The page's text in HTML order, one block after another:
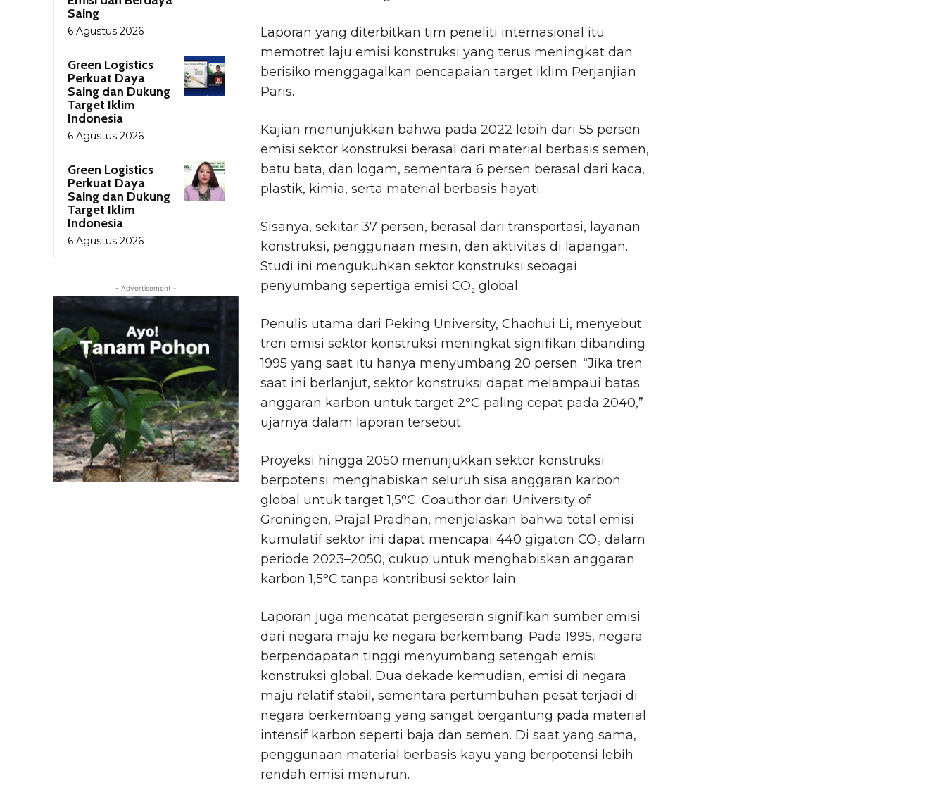
Saing
6 Agustus 2026
Green Logistics
Perkuat Daya
Saing dan Dukung
Target Iklim
Indonesia
6 Agustus 2026
Green Logistics
Perkuat Daya
Saing dan Dukung
Target Iklim
Indonesia
6 Agustus 2026
- Advertisement -
Laporan yang diterbitkan tim peneliti internasional itu
memotret laju emisi konstruksi yang terus meningkat dan
berisiko menggagalkan pencapaian target iklim Perjanjian
Paris.
Kajian menunjukkan bahwa pada 2022 lebih dari 55 persen
emisi sektor konstruksi berasal dari material berbasis semen,
batu bata, dan logam, sementara 6 persen berasal dari kaca,
plastik, kimia, serta material berbasis hayati.
Sisanya, sekitar 37 persen, berasal dari transportasi, layanan
konstruksi, penggunaan mesin, dan aktivitas di lapangan.
Studi ini mengukuhkan sektor konstruksi sebagai
penyumbang sepertiga emisi CO₂ global.
Penulis utama dari Peking University, Chaohui Li, menyebut
tren emisi sektor konstruksi meningkat signifikan dibanding
1995 yang saat itu hanya menyumbang 20 persen. “Jika tren
saat ini berlanjut, sektor konstruksi dapat melampaui batas
anggaran karbon untuk target 2°C paling cepat pada 2040,”
ujarnya dalam laporan tersebut.
Proyeksi hingga 2050 menunjukkan sektor konstruksi
berpotensi menghabiskan seluruh sisa anggaran karbon
global untuk target 1,5°C. Coauthor dari University of
Groningen, Prajal Pradhan, menjelaskan bahwa total emisi
kumulatif sektor ini dapat mencapai 440 gigaton CO₂ dalam
periode 2023–2050, cukup untuk menghabiskan anggaran
karbon 1,5°C tanpa kontribusi sektor lain.
Laporan juga mencatat pergeseran signifikan sumber emisi
dari negara maju ke negara berkembang. Pada 1995, negara
berpendapatan tinggi menyumbang setengah emisi
konstruksi global. Dua dekade kemudian, emisi di negara
maju relatif stabil, sementara pertumbuhan pesat terjadi di
negara berkembang yang sangat bergantung pada material
intensif karbon seperti baja dan semen. Di saat yang sama,
penggunaan material berbasis kayu yang berpotensi lebih
rendah emisi menurun.